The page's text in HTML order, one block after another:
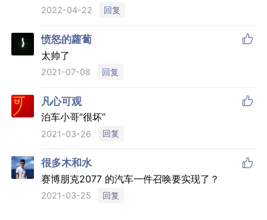
2022-04-22 回复
愤怒的蘿蔔 
太帅了
2021-07-08 回复
凡心可观 
泊车小哥“很坏”
2021-03-26 回复
很多木和水 
赛博朋克2077 的汽车一件召唤要实现了？
2021-03-25 回复